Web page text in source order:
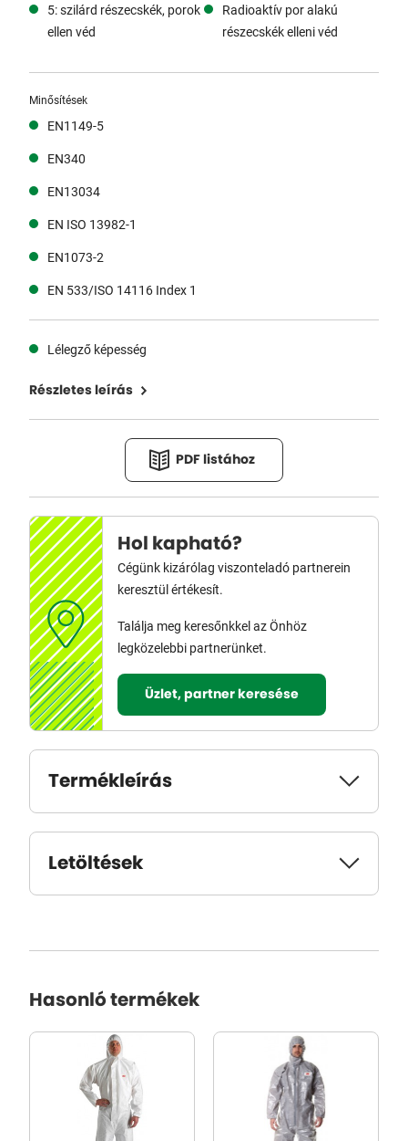
5: szilárd részecskék, porok
ellen véd
Radioaktív por alakú
részecskék elleni véd
Minősítések
EN1149-5
EN340
EN13034
EN ISO 13982-1
EN1073-2
EN 533/ISO 14116 Index 1
Lélegző képesség
Részletes leírás
PDF listához
Hol kapható?
Cégünk kizárólag viszonteladó partnerein
keresztül értékesít.
Találja meg keresőnkkel az Önhöz
legközelebbi partnerünket.
Üzlet, partner keresése
Termékleírás
Letöltések
Hasonló termékek